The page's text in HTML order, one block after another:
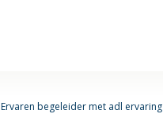
Ervaren begeleider met adl ervaring